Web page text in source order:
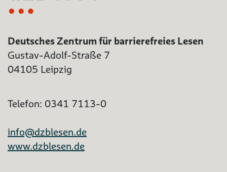
Deutsches Zentrum für barrierefreies Lesen
Gustav-Adolf-Straße 7
04105 Leipzig
Telefon: 0341 7113-0
info@dzblesen.de
www.dzblesen.de